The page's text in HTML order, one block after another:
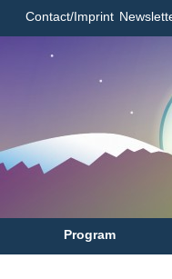
Contact/Imprint
Program